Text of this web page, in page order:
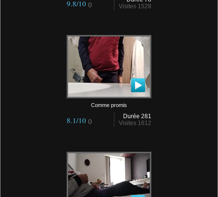
Visites 1528
9.8/10 ()
Comme promis
Durée 281
Visites 1612
8.1/10 ()